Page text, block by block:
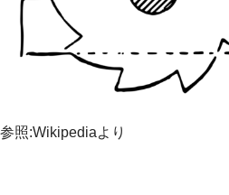
参照:Wikipediaより